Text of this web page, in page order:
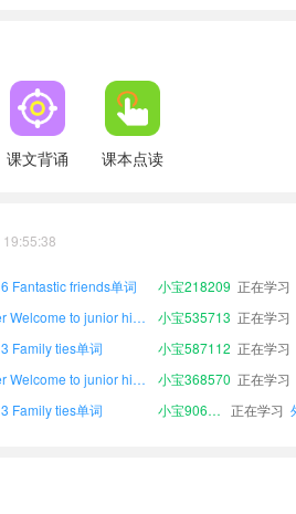
课文背诵 课本点读
Family ties单词
外研版七年级下册Starter Welcome to junior high!单词 小宝518914
A new start单词 小宝552576
A new start单词
Fantastic friends单词 小宝218209 正在学习
小宝535713 正在学习
Family ties单词 小宝587112 正在学习
小宝368570 正在学习
Family ties单词 正在学习
A new start单词